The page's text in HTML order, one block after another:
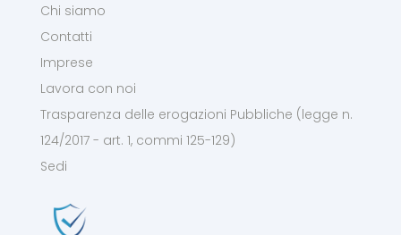
Chi siamo
Contatti
Imprese
Lavora con noi
Trasparenza delle erogazioni Pubbliche (legge n.
124/2017 - art. 1, commi 125-129)
Sedi